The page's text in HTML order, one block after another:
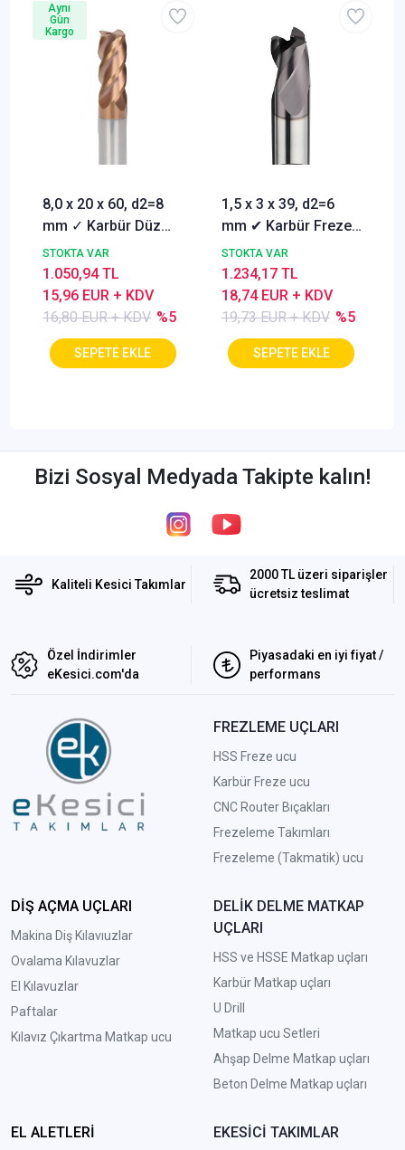
8,0 x 20 x 60, d2=8
mm ✓ Karbür Düz
Freze, Parmak freze
ucu Z=4,TiSiN
Kaplamalı
STOKTA VAR
16,80 EUR + KDV %5
15,96 EUR + KDV
1.050,94 TL
Aynı
Gün
Kargo
1,5 x 3 x 39, d2=6
mm ✔ Karbür Freze
ucu, Z=3, Kaplamalı,
30°
STOKTA VAR
19,73 EUR + KDV %5
18,74 EUR + KDV
1.234,17 TL
Bizi Sosyal Medyada Takipte kalın!
Kaliteli Kesici Takımlar
2000 TL üzeri siparişler
ücretsiz teslimat
Özel İndirimler
eKesici.com'da
Piyasadaki en iyi fiyat /
performans
FREZLEME UÇLARI
HSS Freze ucu
Karbür Freze ucu
CNC Router Bıçakları
Frezeleme Takımları
Frezeleme (Takmatik) ucu
DİŞ AÇMA UÇLARI
Makina Diş Kılavıuzlar
Ovalama Kılavuzlar
El Kılavuzlar
Paftalar
Kılavız Çıkartma Matkap ucu
DELİK DELME MATKAP
UÇLARI
HSS ve HSSE Matkap uçları
Karbür Matkap uçları
U Drill
Matkap ucu Setleri
Ahşap Delme Matkap uçları
Beton Delme Matkap uçları
EL ALETLERİ EKESİCİ TAKIMLAR